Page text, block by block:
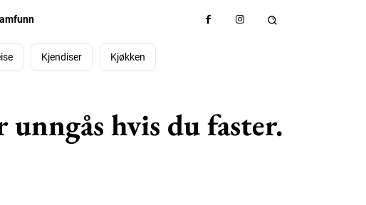
Kjendiser Kjøkken
hvis du faster.